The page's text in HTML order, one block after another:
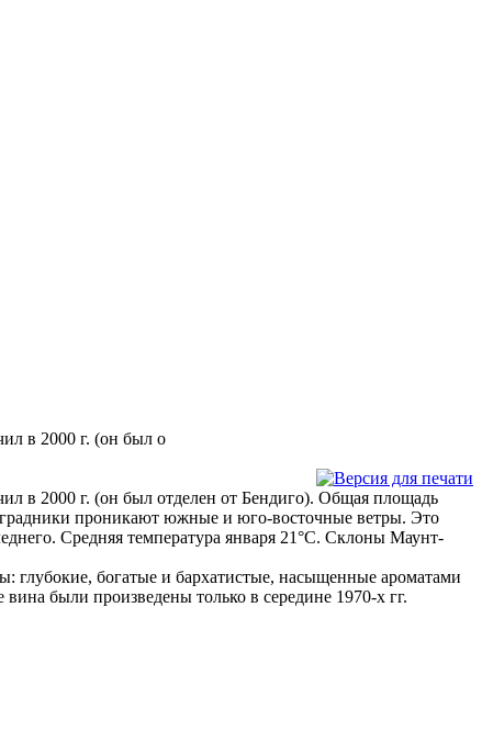
в 2000 г. (он был о
в 2000 г. (он был отделен от Бендиго). Общая площадь
проникают южные и юго-восточные ветры. Это
Средняя температура января 21°С. Склоны Маунт-
богатые и бархатистые, насыщенные ароматами
были произведены только в середине 1970-х гг.